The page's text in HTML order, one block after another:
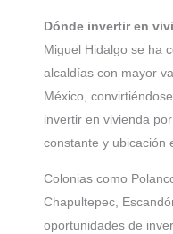
Dónde invertir en
Miguel Hidalgo se ha
alcaldías con mayor
México,
invertir en vivienda
constante y ubicación
Colonias como
Chapultepec,
oportunidades de